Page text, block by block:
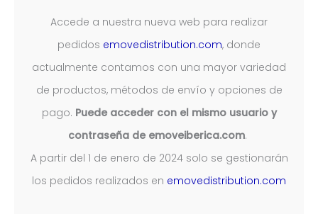
Accede a nuestra nueva web para realizar
pedidos emovedistribution.com, donde
actualmente contamos con una mayor variedad
de productos, métodos de envío y opciones de
pago. Puede acceder con el mismo usuario y
contraseña de emoveiberica.com.
A partir del 1 de enero de 2024 solo se gestionarán
los pedidos realizados en emovedistribution.com